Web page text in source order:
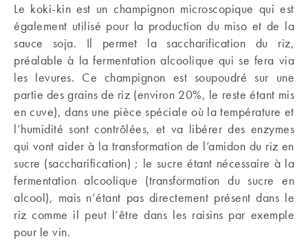
Le koki-kin est un champignon microscopique qui est
également utilisé pour la production du miso et de la
sauce soja. Il permet la saccharification du riz,
préalable à la fermentation alcoolique qui se fera via
les levures. Ce champignon est soupoudré sur une
partie des grains de riz (environ 20%, le reste étant mis
en cuve), dans une pièce spéciale où la température et
l’humidité sont contrôlées, et va libérer des enzymes
qui vont aider à la transformation de l’amidon du riz en
sucre (saccharification) ; le sucre étant nécessaire à la
fermentation alcoolique (transformation du sucre en
alcool), mais n’étant pas directement présent dans le
riz comme il peut l’être dans les raisins par exemple
pour le vin.